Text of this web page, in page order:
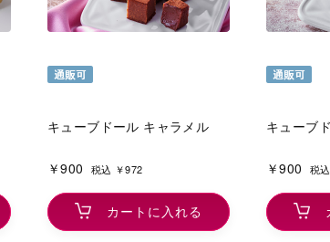
キューブドール キャラメル
￥900 税込 ￥972
カートに入れる
キューブ
￥900 税